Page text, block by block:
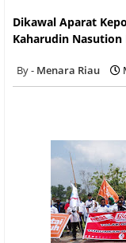
Dikawal Aparat
Kaharudin Nasution
Menara Riau